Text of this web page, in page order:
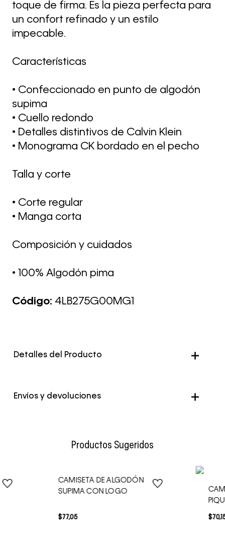
toque de firma. Es la pieza perfecta para
un confort refinado y un estilo
impecable.
Características
• Confeccionado en punto de algodón
supima
• Cuello redondo
• Detalles distintivos de Calvin Klein
• Monograma CK bordado en el pecho
Talla y corte
• Corte regular
• Manga corta
Composición y cuidados
• 100% Algodón pima
Código: 4LB275G00MG1
Detalles del Producto
Envíos y devoluciones
Productos Sugeridos
CAMISETA DE ALGODÓN
SUPIMA CON LOGO
$77,05 $70,